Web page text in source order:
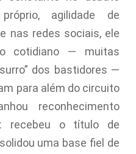
agilidade de
nas redes sociais, ele
cotidiano — muitas
dos bastidores —
para além do circuito
reconhecimento
recebeu o título de
uma base fiel de